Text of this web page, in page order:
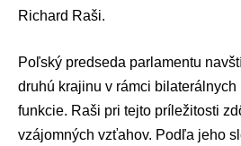
Richard Raši.
Poľský predseda parlamentu
druhú krajinu v rámci
funkcie. Raši pri tejto príležitosti
vzájomných vzťahov. Podľa jeho